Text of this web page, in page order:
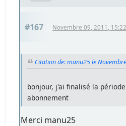
#167 Novembre 09, 2011,
Citation de: manu25 le
bonjour, j'ai finalisé la
abonnement
Merci manu25